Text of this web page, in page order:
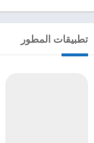
تطبيقات المطور